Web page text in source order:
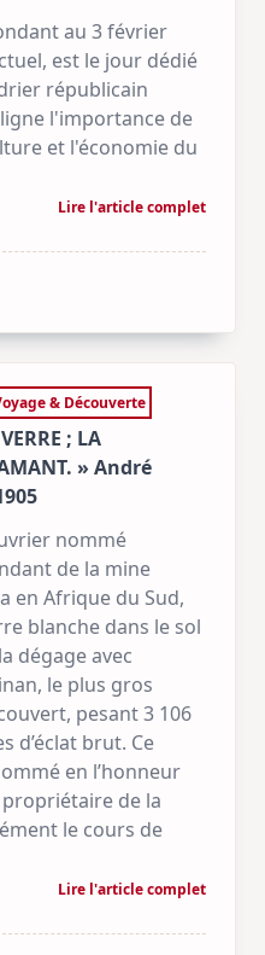
au 3 février
est le jour dédié
républicain
l'importance de
et l'économie du
Lire l'article complet
& Découverte
; LA
» André
nommé
de la mine
en Afrique du Sud,
blanche dans le sol
dégage avec
le plus gros
pesant 3 106
d’éclat brut. Ce
en l’honneur
de la
le cours de
Lire l'article complet